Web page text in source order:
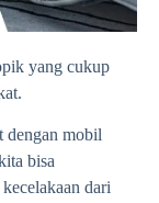
yang cukup
dengan mobil
bisa
dari